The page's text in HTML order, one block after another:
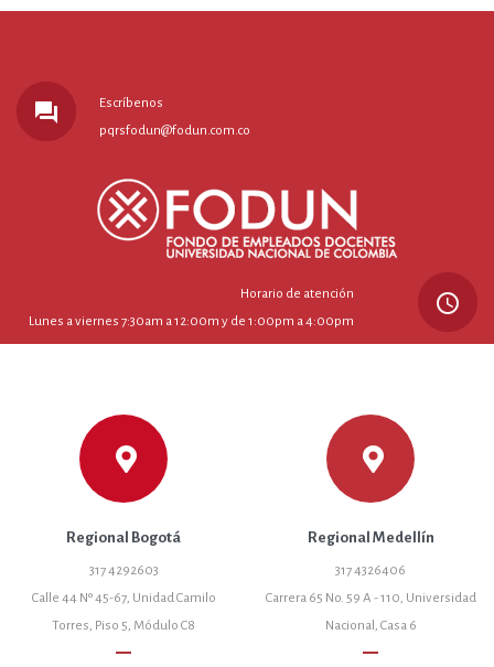
forum
Escríbenos
pqrsfodun@fodun.com.co
Horario de atención
Lunes a viernes 7:30am a 12:00m y de 1:00pm a 4:00pm
query_builder
Regional Bogotá
317 4292603
Calle 44 Nº 45-67, Unidad Camilo
Torres, Piso 5, Módulo C8
remove
Regional Medellín
317 4326406
Carrera 65 No. 59 A - 110, Universidad
Nacional, Casa 6
remove